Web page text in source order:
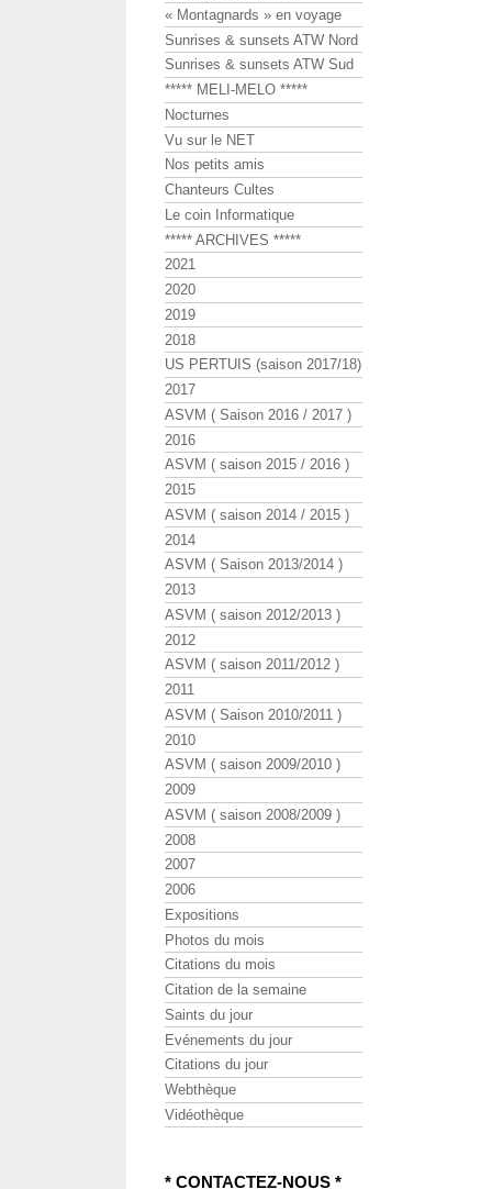
« Montagnards » en voyage
Sunrises & sunsets ATW Nord
Sunrises & sunsets ATW Sud
***** MELI-MELO *****
Nocturnes
Vu sur le NET
Nos petits amis
Chanteurs Cultes
Le coin Informatique
***** ARCHIVES *****
2021
2020
2019
2018
US PERTUIS (saison 2017/18)
2017
ASVM ( Saison 2016 / 2017 )
2016
ASVM ( saison 2015 / 2016 )
2015
ASVM ( saison 2014 / 2015 )
2014
ASVM ( Saison 2013/2014 )
2013
ASVM ( saison 2012/2013 )
2012
ASVM ( saison 2011/2012 )
2011
ASVM ( Saison 2010/2011 )
2010
ASVM ( saison 2009/2010 )
2009
ASVM ( saison 2008/2009 )
2008
2007
2006
Expositions
Photos du mois
Citations du mois
Citation de la semaine
Saints du jour
Evénements du jour
Citations du jour
Webthèque
Vidéothèque
* CONTACTEZ-NOUS *